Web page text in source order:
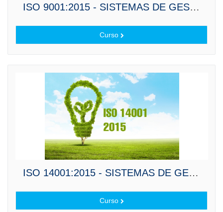
ISO 9001:2015 - SISTEMAS DE GESTIÓN DE LA CALIDAD
Curso
ISO 14001:2015 - SISTEMAS DE GESTIÓN AMBIENTAL
Curso